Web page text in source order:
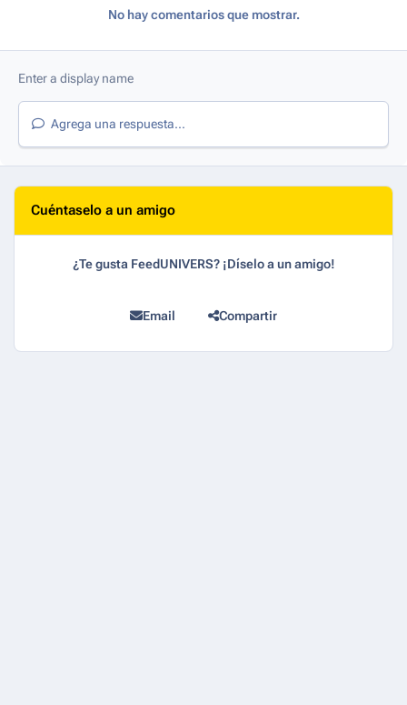
No hay comentarios que mostrar.
Agrega una respuesta...
Cuéntaselo a un amigo
¿Te gusta FeedUNIVERS? ¡Díselo a un amigo!
Email Compartir